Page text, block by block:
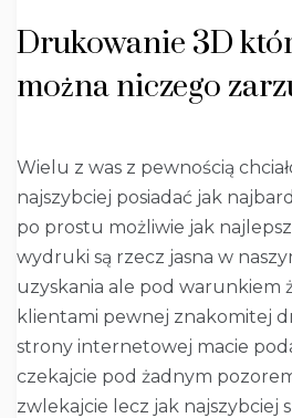
Drukowanie 3D
można niczego
Wielu z was z pewnością
najszybciej posiadać jak
po prostu możliwie jak
wydruki są rzecz jasna w
uzyskania ale pod warunkiem
klientami pewnej znakomitej
strony internetowej macie
czekajcie pod żadnym
zwlekajcie lecz jak najszybciej